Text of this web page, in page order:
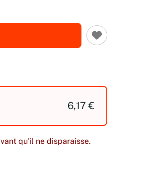
6,17 €
qu'il ne disparaisse.